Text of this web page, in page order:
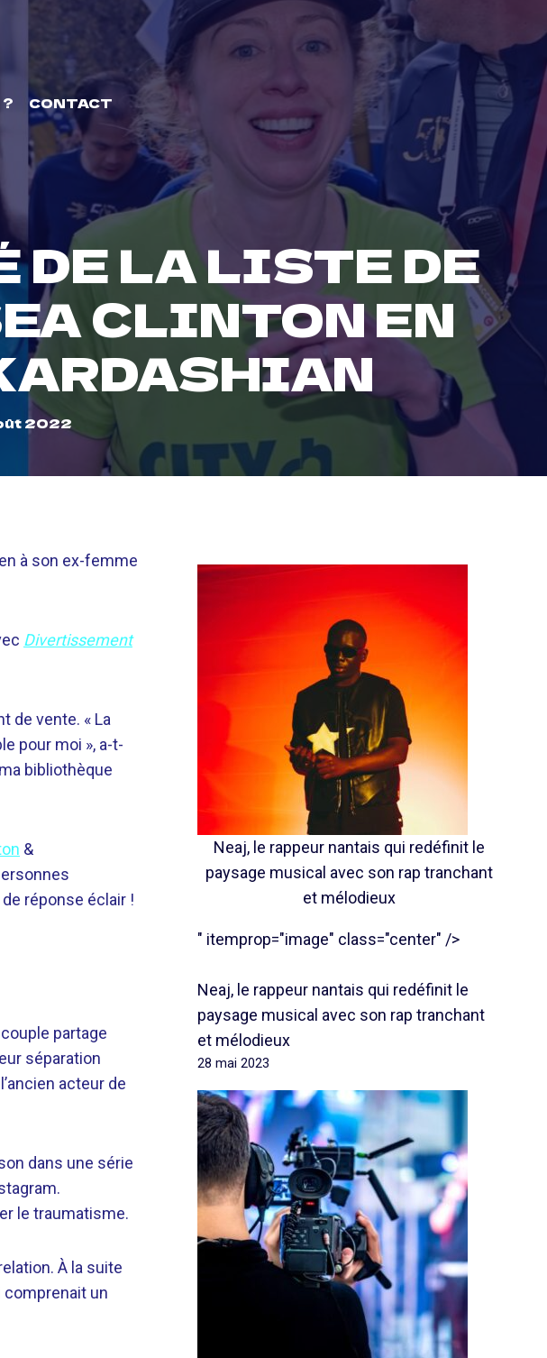
? CONTACT
DE LA LISTE DE
CLINTON EN
2022
à son ex-femme
Divertissement
de vente. « La
pour moi », a-t-
bibliothèque
&
réponse éclair !
partage
séparation
acteur de
dans une série
le traumatisme.
À la suite
comprenait un
Neaj, le rappeur nantais qui redéfinit le
paysage musical avec son rap tranchant
et mélodieux
" itemprop="image" class="center" />
Neaj, le rappeur nantais qui redéfinit le
paysage musical avec son rap tranchant
et mélodieux
28 mai 2023